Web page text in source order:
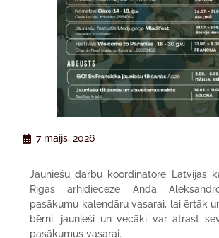
7 maijs, 2026
Jauniešu darbu koordinatore
Latvijas
Rīgas arhidiecēzē Anda
pasākumu kalendāru vasarai, lai ērtāk
bērni, jaunieši un vecāki var atrast
pasākumus vasarai.